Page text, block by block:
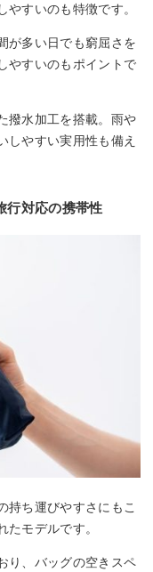
すいのも特徴です。
が多い日でも窮屈さを
やすいのもポイントで
撥水加工を搭載。雨や
しやすい実用性も備え
行対応の携帯性
持ち運びやすさにもこ
モデルです。
り、バッグの空きスペ